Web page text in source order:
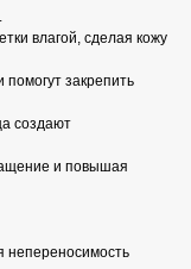
влагой, сделая кожу
закрепить
создают
и повышая
непереносимость